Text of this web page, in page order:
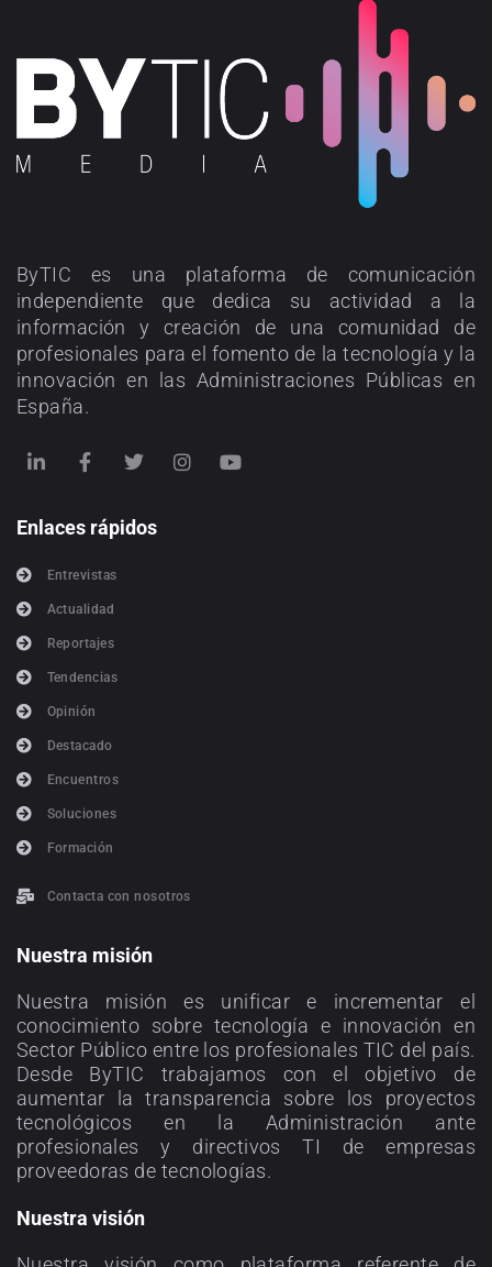
ByTIC es una plataforma de comunicación
independiente que dedica su actividad a la
información y creación de una comunidad de
profesionales para el fomento de la tecnología y la
innovación en las Administraciones Públicas en
España.
Enlaces rápidos
Entrevistas
Actualidad
Reportajes
Tendencias
Opinión
Destacado
Encuentros
Soluciones
Formación
Contacta con nosotros
Nuestra misión
Nuestra misión es unificar e incrementar el
conocimiento sobre tecnología e innovación en
Sector Público entre los profesionales TIC del país.
Desde ByTIC trabajamos con el objetivo de
aumentar la transparencia sobre los proyectos
tecnológicos en la Administración ante
profesionales y directivos TI de empresas
proveedoras de tecnologías.
Nuestra visión